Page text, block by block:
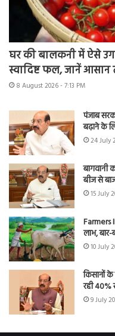
घर की बालकनी में ऐसे
स्वादिष्ट फल, जानें आसान
8 August 2026 - 7:13 PM
पंजाब
बढ़ाने के
24 July
बागवानी
बीज से
15 July
Farmers
लाभ,
10 July
किसानों
रही 40%
9 July